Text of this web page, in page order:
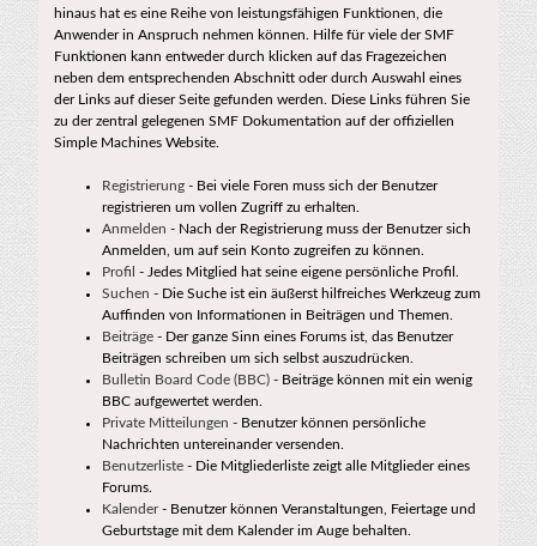
hinaus hat es eine Reihe von leistungsfähigen Funktionen, die
Anwender in Anspruch nehmen können. Hilfe für viele der SMF
Funktionen kann entweder durch klicken auf das Fragezeichen
neben dem entsprechenden Abschnitt oder durch Auswahl eines
der Links auf dieser Seite gefunden werden. Diese Links führen Sie
zu der zentral gelegenen SMF Dokumentation auf der offiziellen
Simple Machines Website.
Registrierung- Bei viele Foren muss sich der Benutzer
registrieren um vollen Zugriff zu erhalten.
Anmelden - Nach der Registrierung muss der Benutzer sich
Anmelden, um auf sein Konto zugreifen zu können.
Profil - Jedes Mitglied hat seine eigene persönliche Profil.
Suchen - Die Suche ist ein äußerst hilfreiches Werkzeug zum
Auffinden von Informationen in Beiträgen und Themen.
Beiträge- Der ganze Sinn eines Forums ist, das Benutzer
Beiträgen schreiben um sich selbst auszudrücken.
Bulletin Board Code (BBC)- Beiträge können mit ein wenig
BBC aufgewertet werden.
Private Mitteilungen - Benutzer können persönliche
Nachrichten untereinander versenden.
Benutzerliste- Die Mitgliederliste zeigt alle Mitglieder eines
Forums.
Kalender- Benutzer können Veranstaltungen, Feiertage und
Geburtstage mit dem Kalender im Auge behalten.